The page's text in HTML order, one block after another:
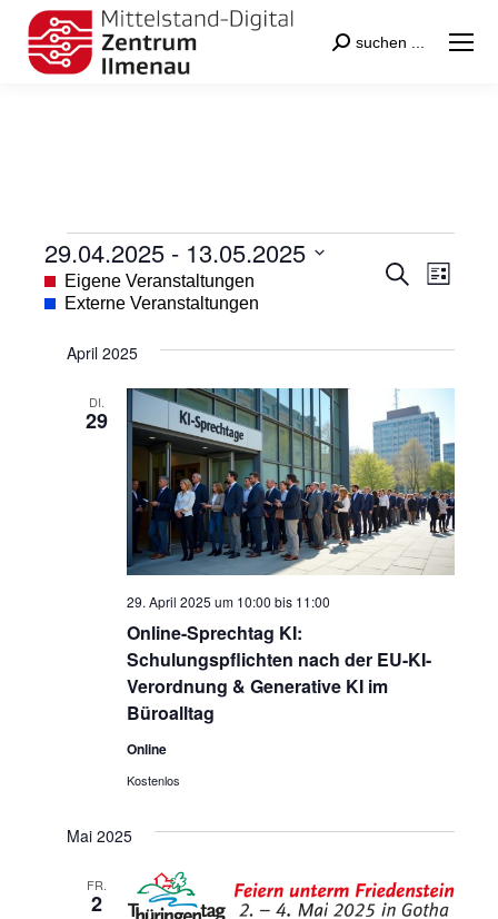
Search:
suchen ...
Veranstaltungen
und
Suche
Liste
29.04.2025 - 13.05.2025
Datum
wählen.
Eigene Veranstaltungen
Externe Veranstaltungen
April 2025
DI.
29
Online-Sprechtag KI:
Schulungspflichten nach der EU-KI-
Verordnung & Generative KI im
Büroalltag
29. April 2025 um 10:00 bis 11:00
Online
Kostenlos
Mai 2025
FR.
2